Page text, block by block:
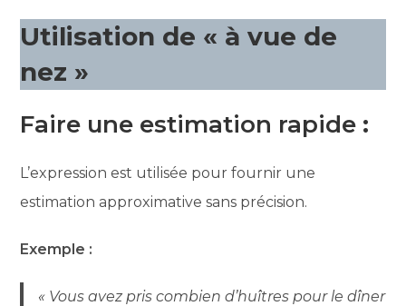
Utilisation de « à vue de
nez »
Faire une estimation rapide :
L’expression est utilisée pour fournir une
estimation approximative sans précision.
Exemple :
« Vous avez pris combien d’huîtres pour le dîner